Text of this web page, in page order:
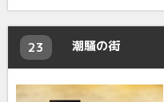
23 潮騒の街